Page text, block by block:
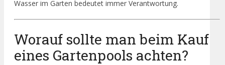
Wasser im Garten bedeutet immer Verantwortung.
Worauf sollte man beim Kauf
eines Gartenpools achten?